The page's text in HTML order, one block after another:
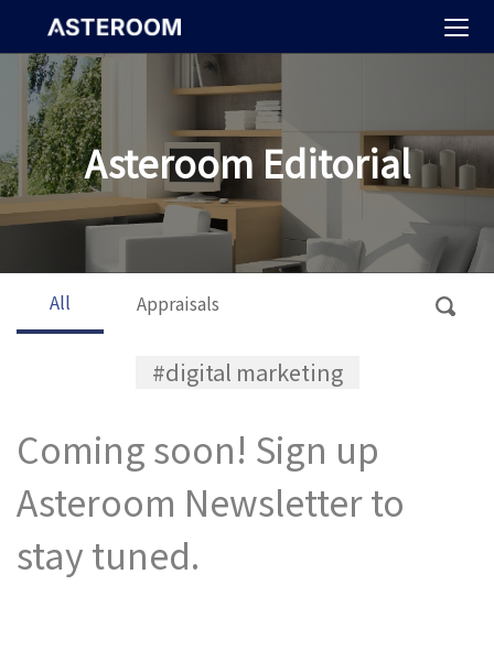
Asteroom Editorial
All Appraisals
#digital marketing
Coming soon! Sign up
Asteroom Newsletter to
stay tuned.